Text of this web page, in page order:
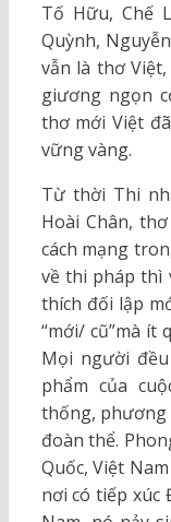
Tố Hữu, Chế
Quỳnh,
vẫn là thơ
giương ngọn
thơ mới Việt
vững vàng.
Từ thời Thi
Hoài Chân,
cách mạng
về thi pháp thì
thích đối lập
“mới/ cũ”mà ít
Mọi người
phẩm của
thống, phương
đoàn thể.
Quốc, Việt
nơi có tiếp xúc